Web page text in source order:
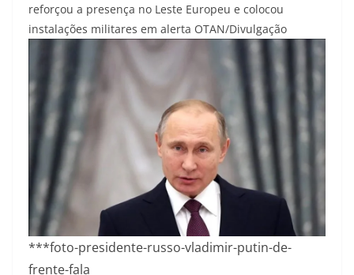
reforçou a presença no Leste Europeu e colocou
instalações militares em alerta OTAN/Divulgação
***foto-presidente-russo-vladimir-putin-de-
frente-fala